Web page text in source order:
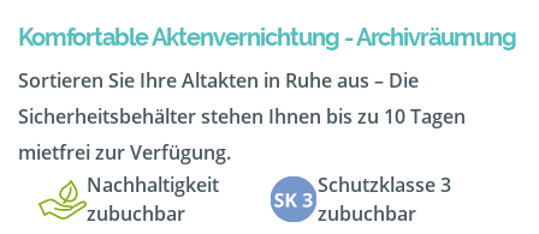
Komfortable Aktenvernichtung - Archivräumung
Sortieren Sie Ihre Altakten in Ruhe aus – Die
Sicherheitsbehälter stehen Ihnen bis zu 10 Tagen
mietfrei zur Verfügung.
Nachhaltigkeit
zubuchbar
Schutzklasse 3
zubuchbar